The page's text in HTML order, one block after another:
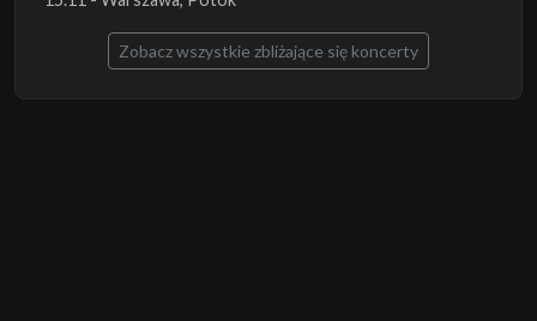
Zobacz wszystkie zbliżające się koncerty